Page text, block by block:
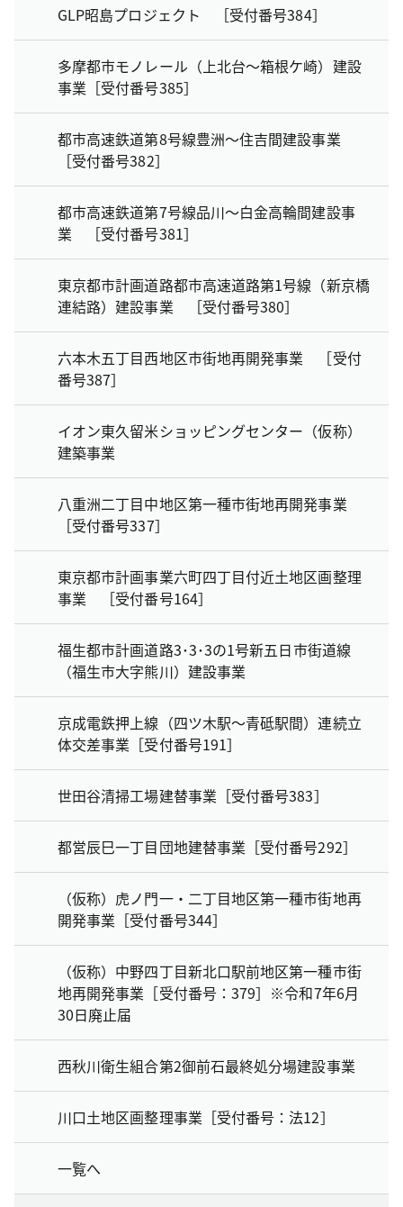
GLP昭島プロジェクト ［受付番号384］
多摩都市モノレール（上北台～箱根ケ崎）建設
事業［受付番号385］
都市高速鉄道第8号線豊洲～住吉間建設事業
［受付番号382］
都市高速鉄道第7号線品川～白金高輪間建設事
業 ［受付番号381］
東京都市計画道路都市高速道路第1号線（新京橋
連結路）建設事業 ［受付番号380］
六本木五丁目西地区市街地再開発事業 ［受付
番号387］
イオン東久留米ショッピングセンター（仮称）
建築事業
八重洲二丁目中地区第一種市街地再開発事業
［受付番号337］
東京都市計画事業六町四丁目付近土地区画整理
事業 ［受付番号164］
福生都市計画道路3･3･3の1号新五日市街道線
（福生市大字熊川）建設事業
京成電鉄押上線（四ツ木駅～青砥駅間）連続立
体交差事業［受付番号191］
世田谷清掃工場建替事業［受付番号383］
都営辰巳一丁目団地建替事業［受付番号292］
（仮称）虎ノ門一・二丁目地区第一種市街地再
開発事業［受付番号344］
（仮称）中野四丁目新北口駅前地区第一種市街
地再開発事業［受付番号：379］※令和7年6月
30日廃止届
西秋川衛生組合第2御前石最終処分場建設事業
川口土地区画整理事業［受付番号：法12］
一覧へ